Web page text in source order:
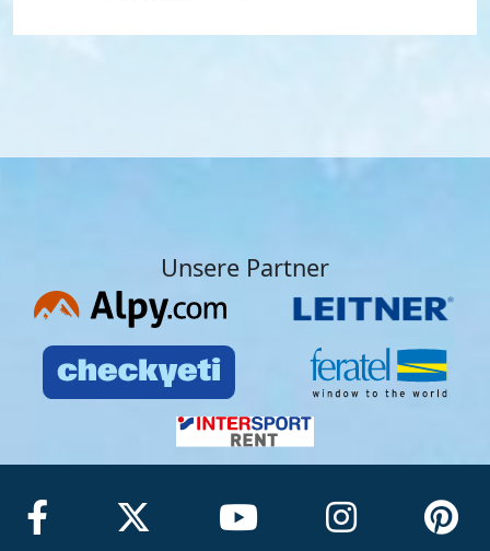
Unsere Partner